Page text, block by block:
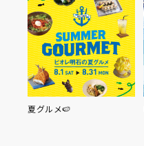
夏グルメ🍉